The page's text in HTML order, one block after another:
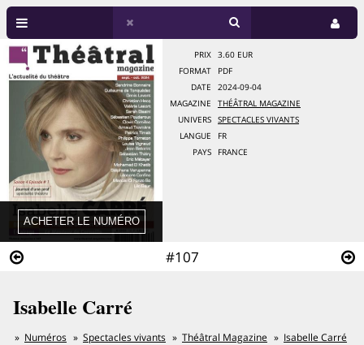
#107
PRIX
3.60 EUR
FORMAT
PDF
DATE
2024-09-04
MAGAZINE
THÉÂTRAL MAGAZINE
UNIVERS
SPECTACLES VIVANTS
LANGUE
FR
PAYS
FRANCE
Isabelle Carré
Numéros Spectacles vivants Théâtral Magazine Isabelle Carré